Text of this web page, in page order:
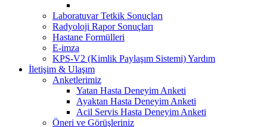
Laboratuvar Tetkik Sonuçları
Radyoloji Rapor Sonuçları
Hastane Formülleri
E-imza
KPS-V2 (Kimlik Paylaşım Sistemi) Yardım
İletişim & Ulaşım
Anketlerimiz
Yatan Hasta Deneyim Anketi
Ayaktan Hasta Deneyim Anketi
Acil Servis Hasta Deneyim Anketi
Öneri ve Görüşleriniz